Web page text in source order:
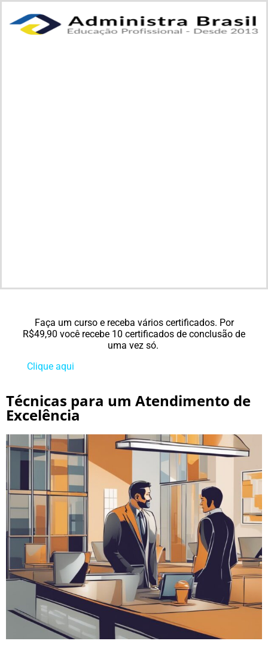
Faça um curso e receba vários certificados. Por
R$49,90 você recebe 10 certificados de conclusão de
uma vez só.
Clique aqui
Técnicas para um Atendimento de
Excelência